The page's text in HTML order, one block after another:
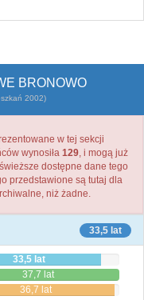
BRONOWO
2002)
w tej sekcji
wynosiła 129, i mogą już
dostępne dane tego
przedstawione są tutaj dla
niż żadne.
33,5 lat
33,5 lat
37,7 lat
36,7 lat